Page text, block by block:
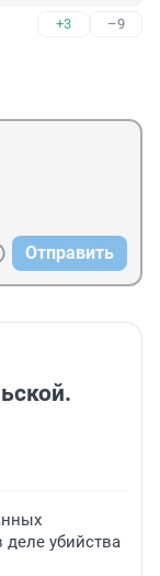
+3 –9
Отправить
убийства